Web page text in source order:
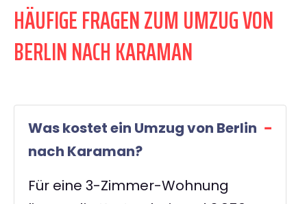
HÄUFIGE FRAGEN ZUM UMZUG VON
BERLIN NACH KARAMAN
Was kostet ein Umzug von Berlin
nach Karaman?
Für eine 3-Zimmer-Wohnung